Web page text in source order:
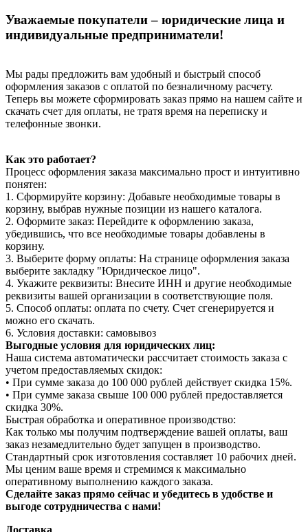
Уважаемые покупатели – юридические лица и
индивидуальные предприниматели!
Мы рады предложить вам удобный и быстрый способ
оформления заказов с оплатой по безналичному расчету.
Теперь вы можете сформировать заказ прямо на нашем сайте и
скачать счет для оплаты, не тратя время на переписку и
телефонные звонки.
Как это работает?
Процесс оформления заказа максимально прост и интуитивно
понятен:
1. Сформируйте корзину: Добавьте необходимые товары в
корзину, выбрав нужные позиции из нашего каталога.
2. Оформите заказ: Перейдите к оформлению заказа,
убедившись, что все необходимые товары добавлены в
корзину.
3. Выберите форму оплаты: На странице оформления заказа
выберите закладку "Юридическое лицо".
4. Укажите реквизиты: Внесите ИНН и другие необходимые
реквизиты вашей организации в соответствующие поля.
5. Способ оплаты: оплата по счету. Счет сгенерируется и
можно его скачать.
6. Условия доставки: самовывоз
Выгодные условия для юридических лиц:
Наша система автоматически рассчитает стоимость заказа с
учетом предоставляемых скидок:
• При сумме заказа до 100 000 рублей действует скидка 15%.
• При сумме заказа свыше 100 000 рублей предоставляется
скидка 30%.
Быстрая обработка и оперативное производство:
Как только мы получим подтверждение вашей оплаты, ваш
заказ незамедлительно будет запущен в производство.
Стандартный срок изготовления составляет 10 рабочих дней.
Мы ценим ваше время и стремимся к максимально
оперативному выполнению каждого заказа.
Сделайте заказ прямо сейчас и убедитесь в удобстве и
выгоде сотрудничества с нами!
Доставка